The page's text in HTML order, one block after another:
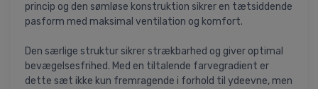
princip og den sømløse konstruktion sikrer en tætsiddende
pasform med maksimal ventilation og komfort.
Den særlige struktur sikrer strækbarhed og giver optimal
bevægelsesfrihed. Med en tiltalende farvegradient er
dette sæt ikke kun fremragende i forhold til ydeevne, men